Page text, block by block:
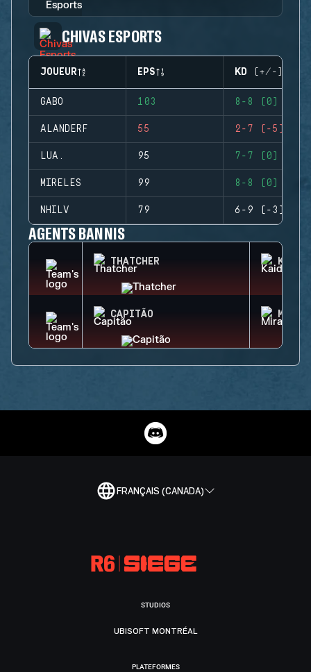
CHIVAS ESPORTS
JOUEUR EPS KD (+/-)
GABO 103 8-8 (0)
ALANDERF 55 2-7 (-5)
LUA. 95 7-7 (0)
MIRELES 99 8-8 (0)
NHILV 79 6-9 (-3)
AGENTS BANNIS
THATCHER KAID
CAPITÃO MIRA
FRANÇAIS (CANADA)
STUDIOS
UBISOFT MONTRÉAL
PLATEFORMES